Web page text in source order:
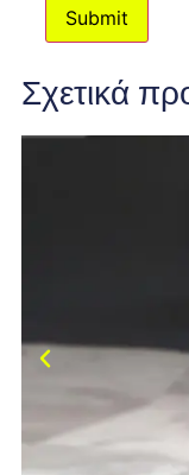
Σχετικά